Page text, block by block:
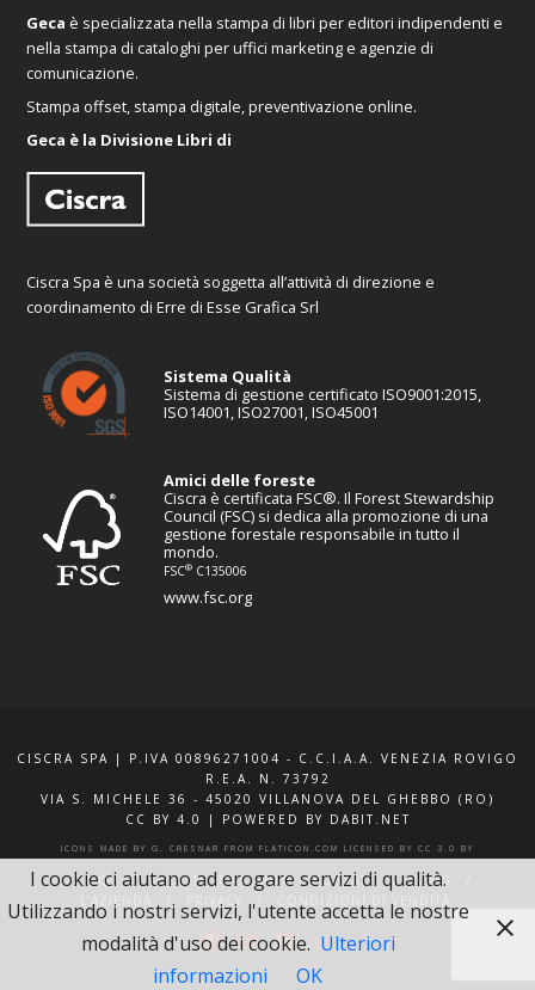
Geca è specializzata nella stampa di libri per editori indipendenti e
nella stampa di cataloghi per uffici marketing e agenzie di
comunicazione.
Stampa offset, stampa digitale, preventivazione online.
Geca è la Divisione Libri di
Ciscra Spa è una società soggetta all’attività di direzione e
coordinamento di Erre di Esse Grafica Srl
Sistema Qualità
Sistema di gestione certificato ISO9001:2015,
ISO14001, ISO27001, ISO45001
Amici delle foreste
Ciscra è certificata FSC®. Il Forest Stewardship
Council (FSC) si dedica alla promozione di una
gestione forestale responsabile in tutto il
mondo.
FSC® C135006
www.fsc.org
CISCRA SPA | P.IVA 00896271004 - C.C.I.A.A. VENEZIA ROVIGO
R.E.A. N. 73792
VIA S. MICHELE 36 - 45020 VILLANOVA DEL GHEBBO (RO)
CC BY 4.0
| POWERED BY DABIT.NET
ICONS MADE BY G. CRESNAR FROM FLATICON.COM LICENSED BY CC 3.0 BY
F.A.Q. XQUOTE.IT INFO E CONTATTI
BLOG
L’AZIENDA
PRIVACY CONDIZIONI DI VENDITA
I cookie ci aiutano ad erogare servizi di qualità.
Utilizzando i nostri servizi, l'utente accetta le nostre
modalità d'uso dei cookie. Ulteriori
informazioni
OK